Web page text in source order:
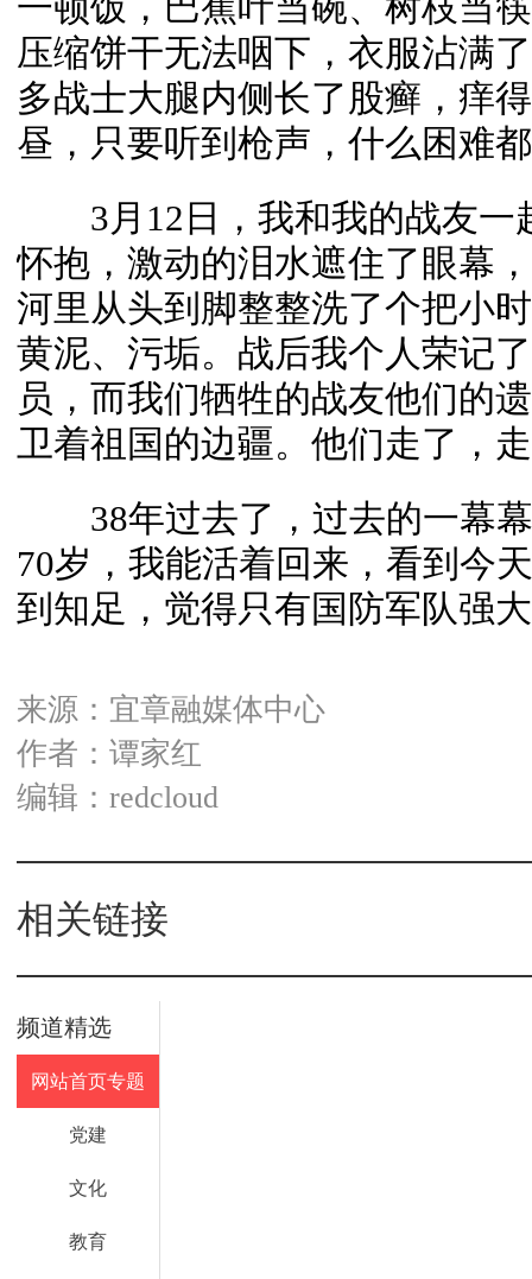
压缩饼干无法咽下，衣服沾满
多战士大腿内侧长了股癣，痒
昼，只要听到枪声，什么困难
3月12日，我和我的战友一
怀抱，激动的泪水遮住了眼幕
河里从头到脚整整洗了个把小
黄泥、污垢。战后我个人荣记
员，而我们牺牲的战友他们的
卫着祖国的边疆。他们走了，
38年过去了，过去的一幕幕
70岁，我能活着回来，看到今
到知足，觉得只有国防军队强
来源：宜章融媒体中心
作者：谭家红
编辑：redcloud
相关链接
频道精选
网站首页专题
党建
文化
教育